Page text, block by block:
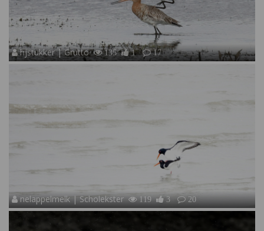
hjstukker | Grutto 135 1 17
nelappelmelk | Scholekster 119 3 20